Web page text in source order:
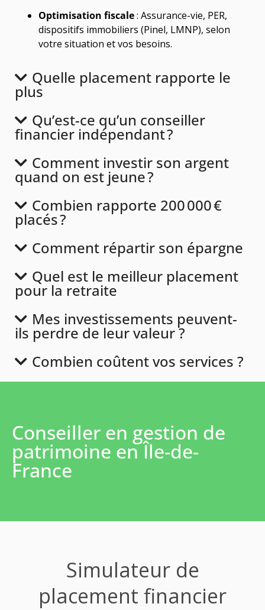
Optimisation fiscale: Assurance-vie, PER,
dispositifs immobiliers (Pinel, LMNP), selon
votre situation et vos besoins.
Quelle placement rapporte le
plus
Qu’est-ce qu’un conseiller
financier indépendant ?
Comment investir son argent
quand on est jeune ?
Combien rapporte 200 000 €
placés ?
Comment répartir son épargne
Quel est le meilleur placement
pour la retraite
Mes investissements peuvent-
ils perdre de leur valeur ?
Combien coûtent vos services ?
Conseiller en gestion de
patrimoine en Île-de-
France
Simulateur de
placement financier